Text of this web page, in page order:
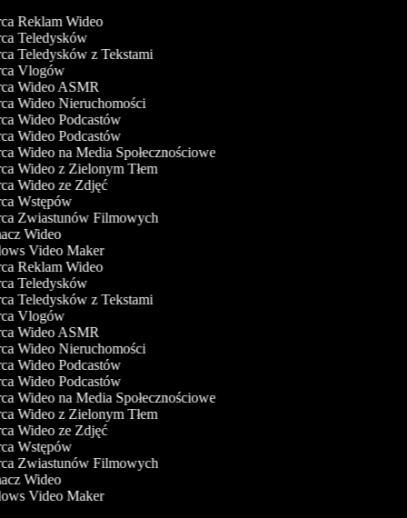
Reklam Wideo
Teledysków
Teledysków z Tekstami
Vlogów
Wideo ASMR
Wideo Nieruchomości
Wideo Podcastów
Wideo Podcastów
Wideo na Media Społecznościowe
Wideo z Zielonym Tłem
Wideo ze Zdjęć
Wstępów
Zwiastunów Filmowych
Wideo
Video Maker
Reklam Wideo
Teledysków
Teledysków z Tekstami
Vlogów
Wideo ASMR
Wideo Nieruchomości
Wideo Podcastów
Wideo Podcastów
Wideo na Media Społecznościowe
Wideo z Zielonym Tłem
Wideo ze Zdjęć
Wstępów
Zwiastunów Filmowych
Wideo
Video Maker